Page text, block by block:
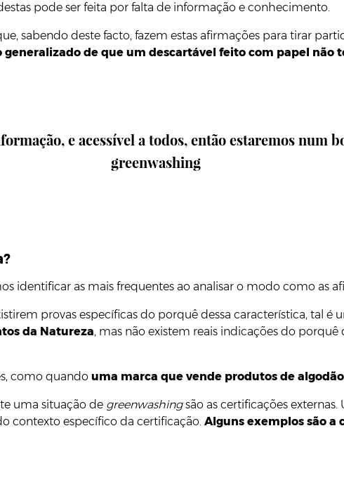
pode ser feita por falta de informação e conhecimento.
sabendo deste facto, fazem estas afirmações para tirar
de que um descartável feito com papel não
e acessível a todos, então estaremos
greenwashing
identificar as mais frequentes ao analisar o modo como as
provas específicas do porquê dessa característica, tal é
da Natureza, mas não existem reais indicações do
como quando uma marca que vende produtos de
uma situação de greenwashingsão as certificações
contexto específico da certificação. Alguns exemplos são a